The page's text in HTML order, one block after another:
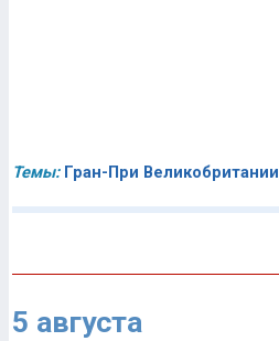
Темы: Гран-При Великобритании
5 августа